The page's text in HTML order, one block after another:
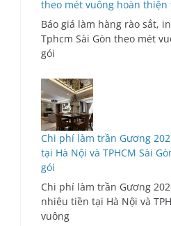
theo mét vuông hoàn thiện
Báo giá làm hàng rào sắt,
Tphcm Sài Gòn theo mét
gói
Chi phí làm trần Gương
tại Hà Nội và TPHCM Sài
gói
Chi phí làm trần Gương
nhiêu tiền tại Hà Nội và
vuông